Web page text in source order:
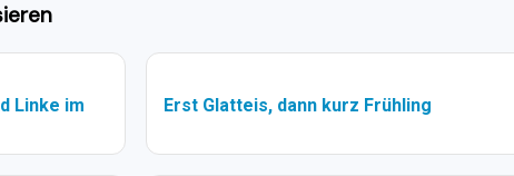
Linke im
Erst Glatteis, dann kurz Frühling